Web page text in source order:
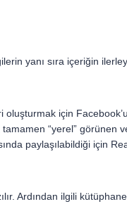
yanı sıra içeriğin
için
“yerel” görünen
paylaşılabildiği için
Ardından ilgili